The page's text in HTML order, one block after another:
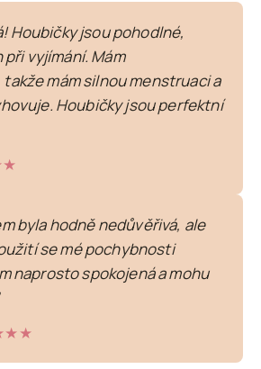
Houbičky jsou pohodlné,
vyjímání. Mám
mám silnou menstruaci a
Houbičky jsou perfektní
byla hodně nedůvěřivá, ale
se mé pochybnosti
naprosto spokojená a mohu